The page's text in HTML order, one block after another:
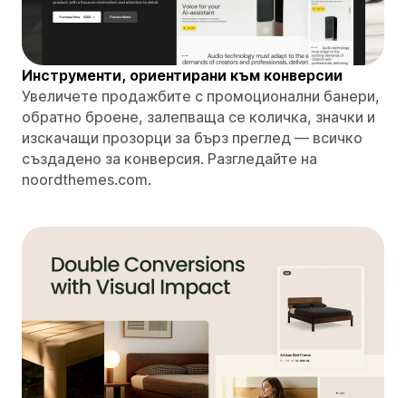
Инструменти, ориентирани към конверсии
Увеличете продажбите с промоционални банери,
обратно броене, залепваща се количка, значки и
изскачащи прозорци за бърз преглед — всичко
създадено за конверсия. Разгледайте на
noordthemes.com.